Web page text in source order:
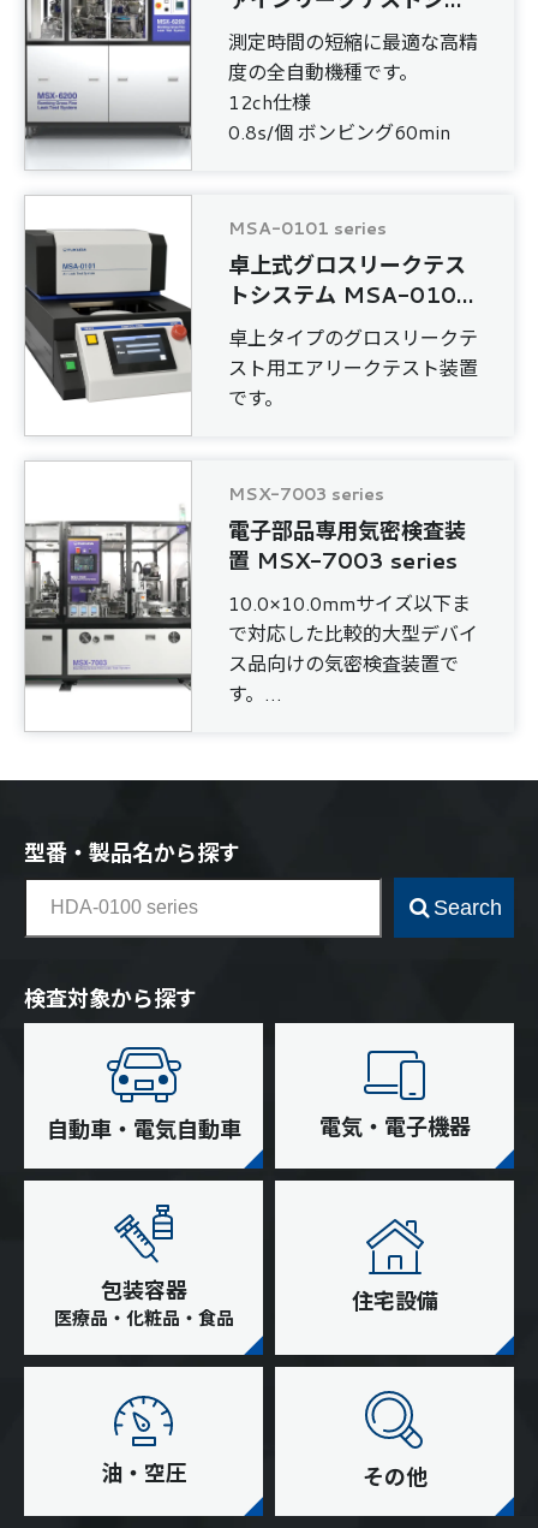
テム
測定時間の短縮に最適な高精
度の全自動機種です。
12ch仕様
0.8s/個 ボンビング60min
MSA-0101 series
卓上式グロスリークテス
トシステム MSA-0101
series
卓上タイプのグロスリークテ
スト用エアリークテスト装置
です。
MSX-7003 series
電子部品専用気密検査装
置 MSX-7003 series
10.0×10.0mmサイズ以下ま
で対応した比較的大型デバイ
ス品向けの気密検査装置で
す。
ンリークテストが行える複合
す。
型番・製品名から探す
Search
検査対象から探す
自動車・電気自動車 電気・電子機器
包装容器
医療品・化粧品・食品
住宅設備
油・空圧 その他